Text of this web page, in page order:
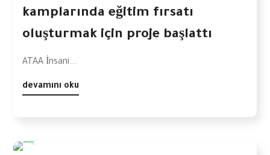
kamplarında eğitim fırsatı
oluşturmak için proje başlattı
ATAA İnsani...
devamını oku